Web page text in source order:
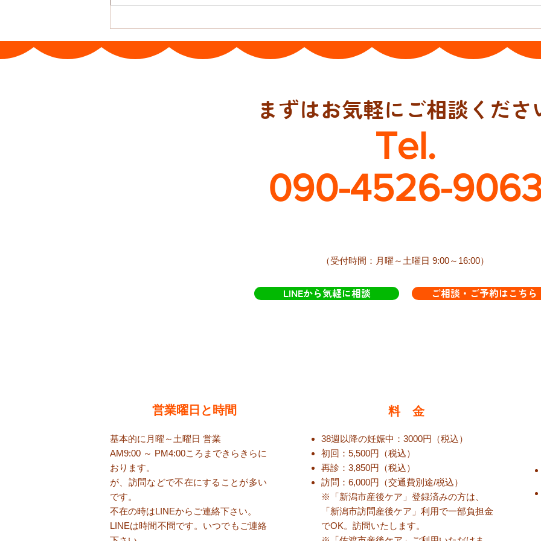
日本
まずはお気軽にご相談くださ
Tel.
090-4526-
​（受付時間：月曜～土曜日 9:00～16:00）
LINEから気軽に相談 ご相談・ご予約はこちら
​営業曜日と時間
基本的に月曜～土曜日 営業
AM9:00 ～ PM4:00ころまで​きらきらに
おります。
が、訪問などで不在にすることが多い
です。
​不在の時はLINEからご連絡下さい。
​LINEは時間不問です。いつでもご連絡
料 金
38週以降の妊娠中：3000円（税込）
初回：5,500円（税込）
再診：3,850円（税込）
訪問：6,000円（交通費別途/税込）
※「新潟市産後ケア」登録済みの方は、
「新潟市訪問産後ケア」利用で一部負担金
でOK。訪問いたします。